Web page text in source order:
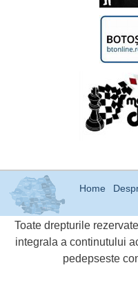
Home
Toate drepturile
integrala a continutului
pedepseste